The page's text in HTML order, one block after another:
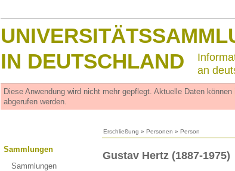
IN DEUTSCHLAND
an
Diese Anwendung wird nicht mehr gepflegt. Aktuelle Daten können
abgerufen werden.
Erschließung » Personen » Person
Sammlungen
Sammlungen
Gustav Hertz (1887-1975)